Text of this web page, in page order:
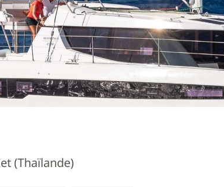
(Thaïlande)